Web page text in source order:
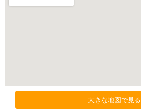
大きな地図で見る